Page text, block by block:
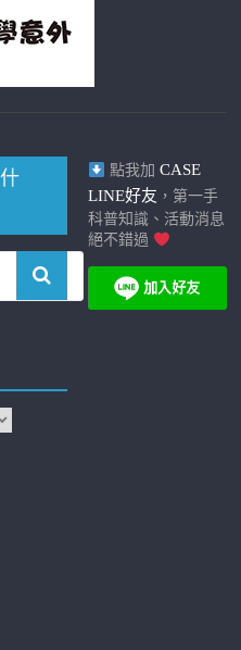
點我加 CASE
LINE好友 ，第一手
科普知識、活動消息
絕不錯過